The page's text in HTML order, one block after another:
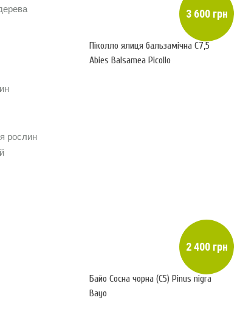
рослин
3 600 грн
Піколло ялиця бальзамічна С7,5
Abies Balsamea Picollo
2 400 грн
Байо Сосна чорна (С5) Pinus nigra
Bayo